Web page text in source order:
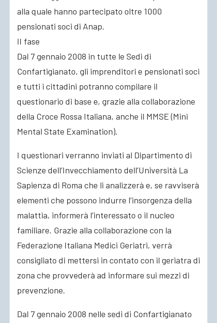
alla quale hanno partecipato oltre 1000
pensionati soci di Anap.
II fase
Dal 7 gennaio 2008 in tutte le Sedi di
Confartigianato, gli imprenditori e pensionati soci
e tutti i cittadini potranno compilare il
questionario di base e, grazie alla collaborazione
della Croce Rossa Italiana, anche il MMSE (Mini
Mental State Examination).
I questionari verranno inviati al Dipartimento di
Scienze dell’Invecchiamento dell’Università La
Sapienza di Roma che li analizzerà e, se ravviserà
elementi che possono indurre l’insorgenza della
malattia, informerà l’interessato o il nucleo
familiare. Grazie alla collaborazione con la
Federazione Italiana Medici Geriatri, verrà
consigliato di mettersi in contato con il geriatra di
zona che provvederà ad informare sui mezzi di
prevenzione.
Dal 7 gennaio 2008 nelle sedi di Confartigianato